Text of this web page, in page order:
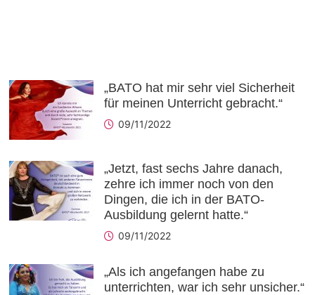
„BATO hat mir sehr viel Sicherheit
für meinen Unterricht gebracht.“
09/11/2022
„Jetzt, fast sechs Jahre danach,
zehre ich immer noch von den
Dingen, die ich in der BATO-
Ausbildung gelernt hatte.“
09/11/2022
„Als ich angefangen habe zu
unterrichten, war ich sehr unsicher.“